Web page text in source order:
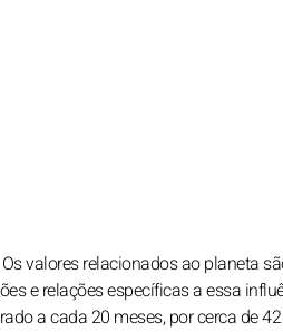
valores relacionados ao planeta
e relações específicas a essa
a cada 20 meses, por cerca de